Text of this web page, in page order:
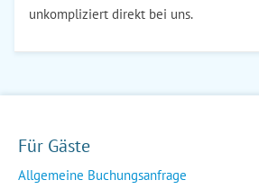
unkompliziert direkt bei uns.
Für Gäste
Allgemeine Buchungsanfrage